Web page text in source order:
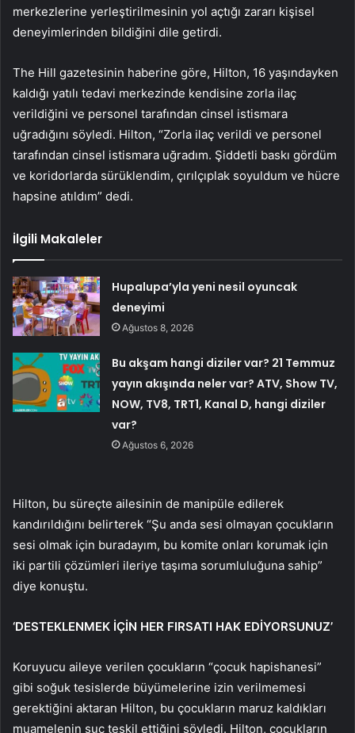
merkezlerine yerleştirilmesinin yol açtığı zararı kişisel
deneyimlerinden bildiğini dile getirdi.
The Hill gazetesinin haberine göre, Hilton, 16 yaşındayken
kaldığı yatılı tedavi merkezinde kendisine zorla ilaç
verildiğini ve personel tarafından cinsel istismara
uğradığını söyledi. Hilton, “Zorla ilaç verildi ve personel
tarafından cinsel istismara uğradım. Şiddetli baskı gördüm
ve koridorlarda sürüklendim, çırılçıplak soyuldum ve hücre
hapsine atıldım” dedi.
İlgili Makaleler
Hupalupa’yla yeni nesil oyuncak
deneyimi
Ağustos 8, 2026
Bu akşam hangi diziler var? 21 Temmuz
yayın akışında neler var? ATV, Show TV,
NOW, TV8, TRT1, Kanal D, hangi diziler
var?
Ağustos 6, 2026
Hilton, bu süreçte ailesinin de manipüle edilerek
kandırıldığını belirterek “Şu anda sesi olmayan çocukların
sesi olmak için buradayım, bu komite onları korumak için
iki partili çözümleri ileriye taşıma sorumluluğuna sahip”
diye konuştu.
‘DESTEKLENMEK İÇİN HER FIRSATI HAK EDİYORSUNUZ’
Koruyucu aileye verilen çocukların “çocuk hapishanesi”
gibi soğuk tesislerde büyümelerine izin verilmemesi
gerektiğini aktaran Hilton, bu çocukların maruz kaldıkları
muamelenin suç teşkil ettiğini söyledi. Hilton, çocukların